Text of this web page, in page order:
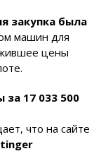
закупка была
машин для
цены
17 033 500
что на сайте